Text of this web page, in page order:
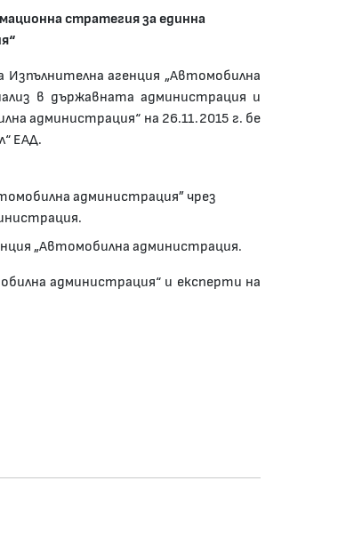
стратегия за единна
агенция „Автомобилна
в държавната администрация и
администрация“ на 26.11.2015 г. бе
ЕАД.
администрация” чрез
„Автомобилна администрация.
администрация“ и експерти на